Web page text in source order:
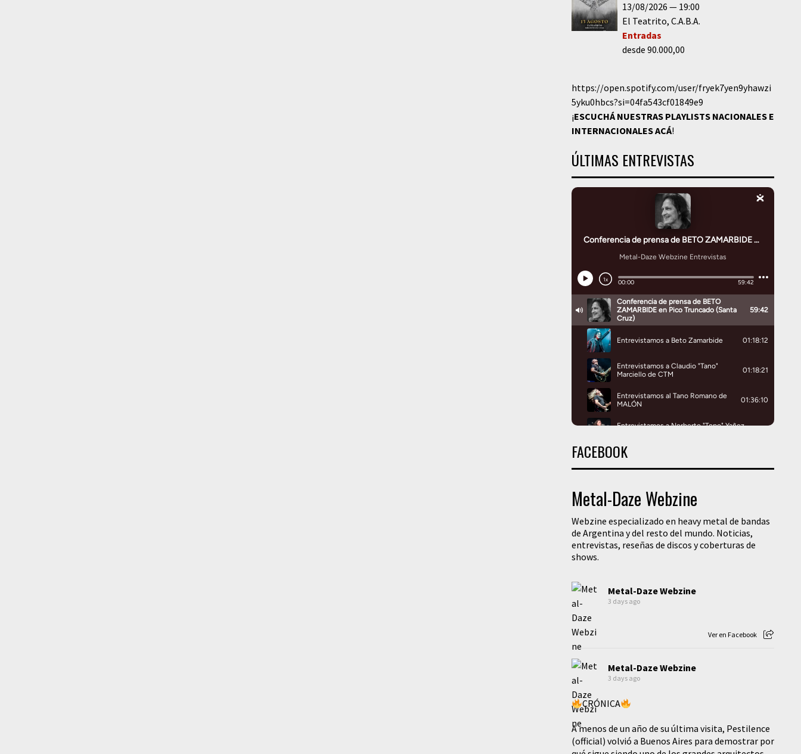
13/08/2026
19:00
El Teatrito C.A.B.A.
Entradas
desde 90.000,00
https://open.spotify.com/user/fryek7yen9yhawzi
5yku0hbcs?si=04fa543cf01849e9
¡ESCUCHÁ NUESTRAS PLAYLISTS NACIONALES E
INTERNACIONALESACÁ!
ÚLTIMAS ENTREVISTAS
FACEBOOK
Metal-Daze Webzine
Webzine especializado en heavy metal de bandas
de Argentina y del resto del mundo. Noticias,
entrevistas, reseñas de discos y coberturas de
shows.
Metal-Daze Webzine
3 days ago
Ver en Facebook
Metal-Daze Webzine
3 days ago
CRÓNICA
A menos de un año de su última visita, Pestilence
(official) volvió a Buenos Aires para demostrar por